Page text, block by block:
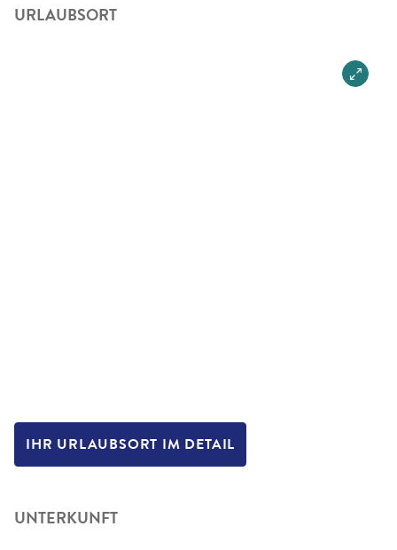
URLAUBSORT
IHR URLAUBSORT IM DETAIL
UNTERKUNFT